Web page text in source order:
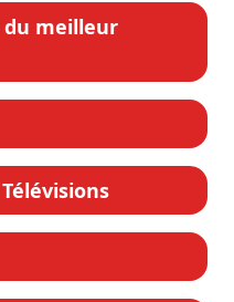
du meilleur